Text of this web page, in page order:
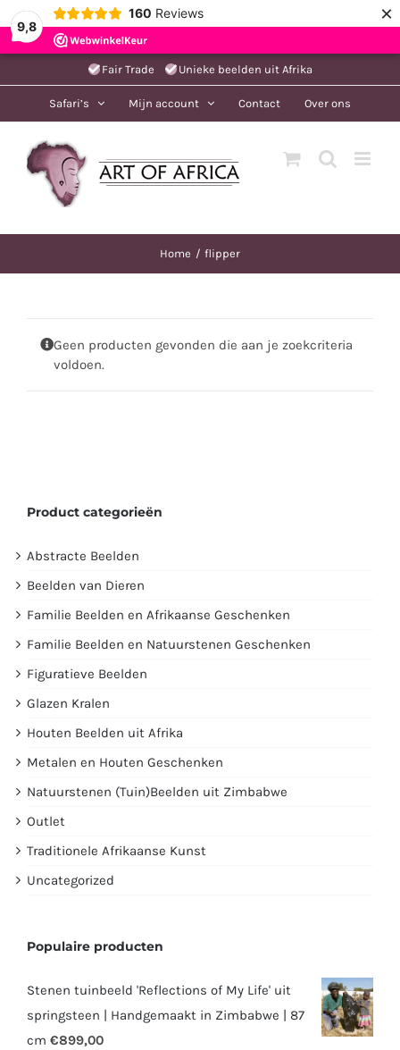
9,8
160 Reviews ×
naar
Fair Trade Unieke beelden uit Afrika
Safari’s Mijn account Contact Over ons
Home flipper
Geen producten gevonden die aan je zoekcriteria
voldoen.
Product categorieën
Abstracte Beelden
Beelden van Dieren
Familie Beelden en Afrikaanse Geschenken
Familie Beelden en Natuurstenen Geschenken
Figuratieve Beelden
Glazen Kralen
Houten Beelden uit Afrika
Metalen en Houten Geschenken
Natuurstenen (Tuin)Beelden uit Zimbabwe
Outlet
Traditionele Afrikaanse Kunst
Uncategorized
Populaire producten
Stenen tuinbeeld 'Reflections of My Life' uit
springsteen | Handgemaakt in Zimbabwe | 87
cm €899,00